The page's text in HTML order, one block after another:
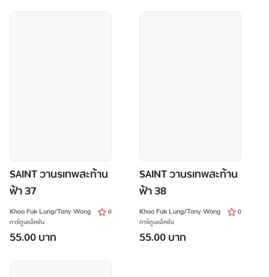
SAINT วานรเทพสะท้าน
ฟ้า 37
Khoo Fuk Lung/Tony Wong 0
การ์ตูนแอ็คชั่น
55.00 บาท
SAINT วานรเทพสะท้าน
ฟ้า 38
Khoo Fuk Lung/Tony Wong 0
การ์ตูนแอ็คชั่น
55.00 บาท